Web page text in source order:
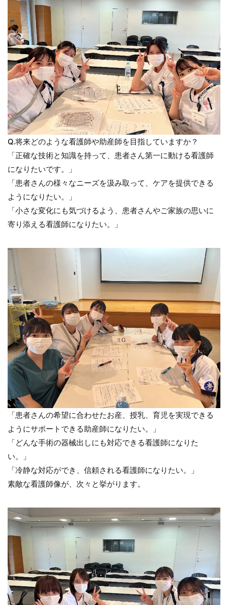
Q.将来どのような看護師や助産師を目指していますか？
「正確な技術と知識を持って、患者さん第一に動ける看護師
になりたいです。」
「患者さんの様々なニーズを汲み取って、ケアを提供できる
ようになりたい。」
「小さな変化にも気づけるよう、患者さんやご家族の思いに
寄り添える看護師になりたい。」
「患者さんの希望に合わせたお産、授乳、育児を実現できる
ようにサポートできる助産師になりたい。」
「どんな手術の器械出しにも対応できる看護師になりた
い。」
「冷静な対応ができ、信頼される看護師になりたい。」
素敵な看護師像が、次々と挙がります。